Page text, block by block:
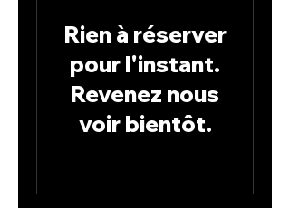
Rien à réserver
pour l'instant.
Revenez nous
voir bientôt.